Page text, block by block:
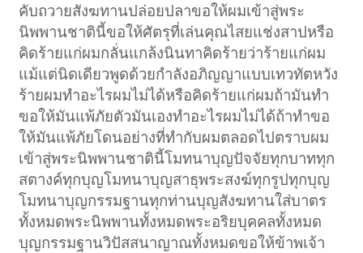
คับถวายสังฆทานปล่อยปลาขอให้ผมเข้าสู่พระ
นิพพานชาตินี้ขอให้ศัตรุที่เล่นคุณไสยแช่งสาปหรือ
คิดร้ายแก่ผมกลั่นแกล้งนินทาคิดร้ายว่าร้ายแก่ผม
แม้แต่นิดเดียวพูดด้วยกำลังอภิญญาแบบเทวทัตหวัง
ร้ายผมทำอะไรผมไม่ได้หรือคิดร้ายแก่ผมถ้ามันทำ
ขอให้มันแพ้ภัยตัวมันเองทำอะไรผมไม่ได้ถ้าทำขอ
ให้มันแพ้ภัยโดนอย่างที่ทำกับผมตลอดไปตราบผม
เข้าสู่พระนิพพานชาตินี้โมทนาบุญปัจจัยทุกบาททุก
สตางค์ทุกบุญโมทนาบุญสาธุพระสงฆ์ทุกรูปทุกบุญ
โมทนาบุญกรรมฐานทุกท่านบุญสังฆทานใส่บาตร
ทั้งหมดพระนิพพานทั้งหมดพระอริยบุคคลทั้งหมด
บุญกรรมฐานวิปัสสนาญาณทั้งหมดขอให้ข้าพเจ้า